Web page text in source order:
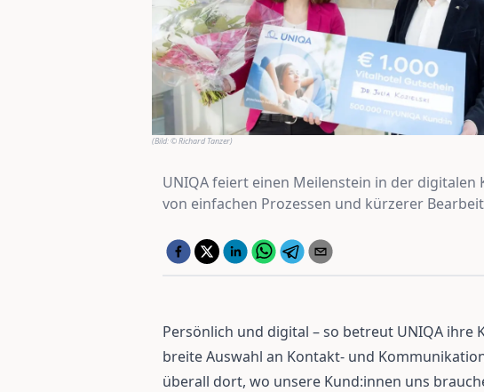
(Bild:© Richard Tanzer)
UNIQA feiert einen Meilenstein in der
von einfachen Prozessen und kürzerer
Persönlich und digital – so betreut UNIQA ihre
breite Auswahl an Kontakt- und
überall dort, wo unsere Kund:innen uns